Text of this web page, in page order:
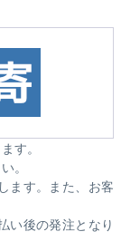
す。
。
ます。また、お客
い後の発注となり